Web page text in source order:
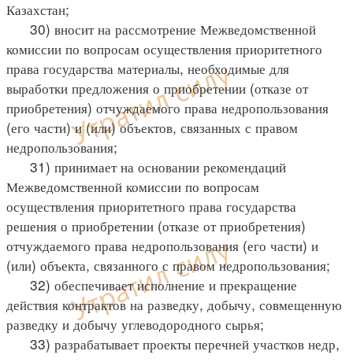
Казахстан;
30) вносит на рассмотрение Межведомственной
комиссии по вопросам осуществления приоритетного
права государства материалы, необходимые для
выработки предложения о приобретении (отказе от
приобретения) отчуждаемого права недропользования
(его части) и (или) объектов, связанных с правом
недропользования;
31) принимает на основании рекомендаций
Межведомственной комиссии по вопросам
осуществления приоритетного права государства
решения о приобретении (отказе от приобретения)
отчуждаемого права недропользования (его части) и
(или) объекта, связанного с правом недропользования;
32) обеспечивает исполнение и прекращение
действия контрактов на разведку, добычу, совмещенную
разведку и добычу углеводородного сырья;
33) разрабатывает проекты перечней участков недр,